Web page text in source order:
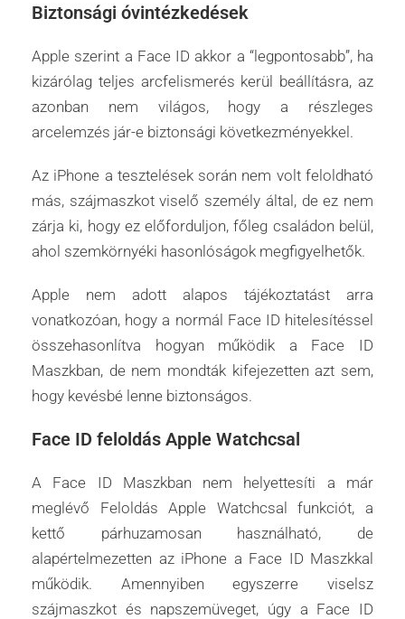
Biztonsági óvintézkedések
Apple szerint a Face ID akkor a “legpontosabb”, ha
kizárólag teljes arcfelismerés kerül beállításra, az
azonban nem világos, hogy a részleges
arcelemzés jár-e biztonsági következményekkel.
Az iPhone a tesztelések során nem volt feloldható
más, szájmaszkot viselő személy által, de ez nem
zárja ki, hogy ez előforduljon, főleg családon belül,
ahol szemkörnyéki hasonlóságok megfigyelhetők.
Apple nem adott alapos tájékoztatást arra
vonatkozóan, hogy a normál Face ID hitelesítéssel
összehasonlítva hogyan működik a Face ID
Maszkban, de nem mondták kifejezetten azt sem,
hogy kevésbé lenne biztonságos.
Face ID feloldás Apple Watchcsal
A Face ID Maszkban nem helyettesíti a már
meglévő Feloldás Apple Watchcsal funkciót, a
kettő párhuzamosan használható, de
alapértelmezetten az iPhone a Face ID Maszkkal
működik. Amennyiben egyszerre viselsz
szájmaszkot és napszemüveget, úgy a Face ID